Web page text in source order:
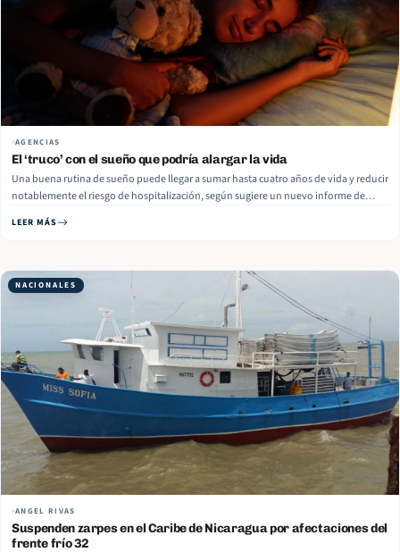
AGENCIAS
El ‘truco’ con el sueño que podría alargar la vida
Una buena rutina de sueño puede llegar a sumar hasta cuatro años de vida y reducir
notablemente el riesgo de hospitalización, según sugiere un nuevo informe de
más de 47 millones de noches registradas con… Read More
LEER MÁS
NACIONALES
ANGEL RIVAS
Suspenden zarpes en el Caribe de Nicaragua por afectaciones del
frente frío 32